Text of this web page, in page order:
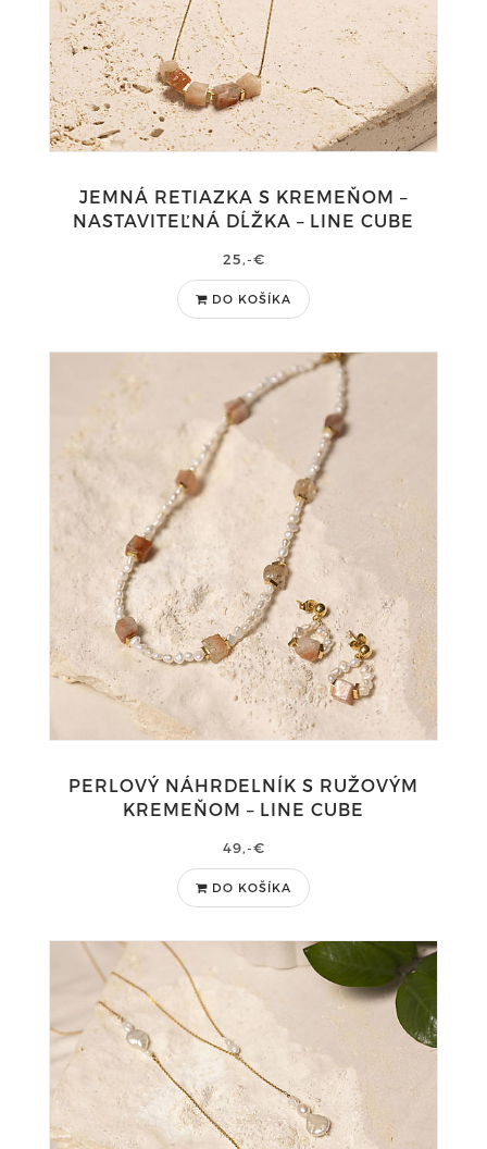
JEMNÁ RETIAZKA S KREMEŇOM –
NASTAVITEĽNÁ DĹŽKA – LINE CUBE
25,-€
DO KOŠÍKA
PERLOVÝ NÁHRDELNÍK S RUŽOVÝM
KREMEŇOM – LINE CUBE
49,-€
DO KOŠÍKA